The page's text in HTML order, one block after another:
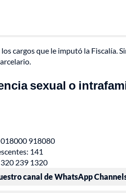
cargos que le imputó la Fiscalía.
sexual o
918080
141
239 1320
canal de WhatsApp